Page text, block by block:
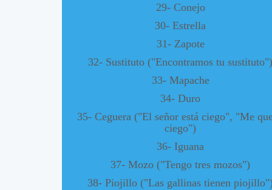
29- Conejo
30- Estrella
31- Zapote
32- Sustituto ("Encontramos tu sustituto")
33- Mapache
34- Duro
35- Ceguera ("El señor está ciego", "Me
ciego")
36- Iguana
37- Mozo ("Tengo tres mozos")
38- Piojillo ("Las gallinas tienen